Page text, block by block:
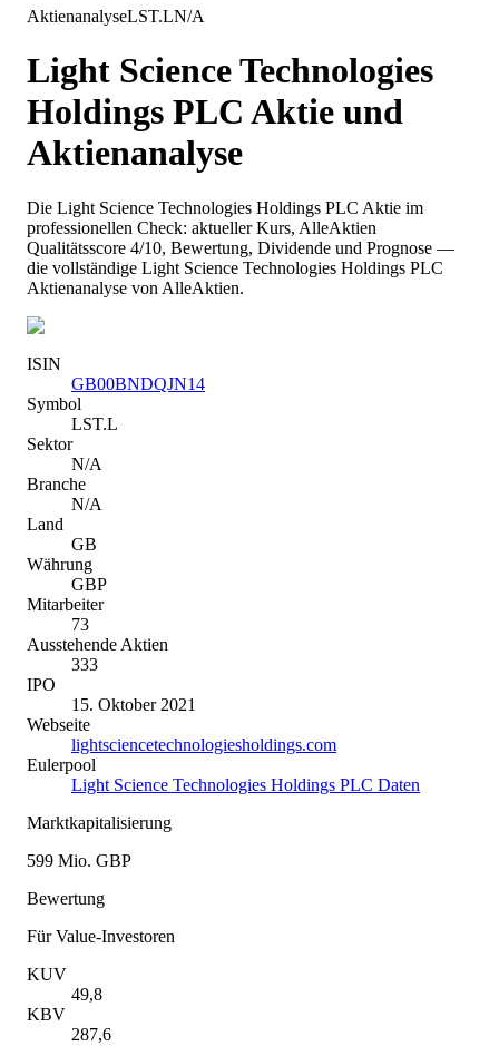
AktienanalyseLST.LN/A
Light Science Technologies
Holdings PLC Aktie und
Aktienanalyse
Die Light Science Technologies Holdings PLC Aktie im
professionellen Check: aktueller Kurs, AlleAktien
Qualitätsscore 4/10, Bewertung, Dividende und Prognose —
die vollständige Light Science Technologies Holdings PLC
Aktienanalyse von AlleAktien.
ISIN
GB00BNDQJN14
Symbol
LST.L
Sektor
N/A
Branche
N/A
Land
GB
Währung
GBP
Mitarbeiter
73
Ausstehende Aktien
333
IPO
15. Oktober 2021
Webseite
lightsciencetechnologiesholdings.com
Eulerpool
Light Science Technologies Holdings PLC Daten
Marktkapitalisierung
599 Mio. GBP
Bewertung
Für Value-Investoren
KUV
49,8
KBV
287,6